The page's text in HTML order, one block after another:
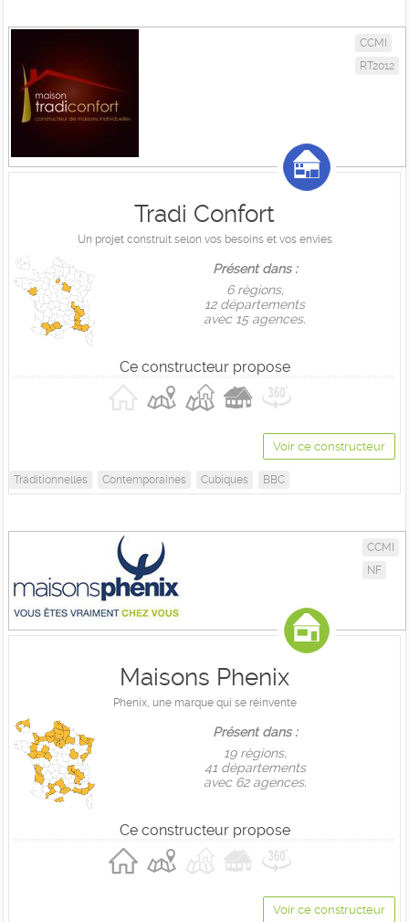
CCMI
RT2012
Tradi Confort
Un projet construit selon vos besoins et vos envies
Présent dans :
6 règions,
12 départements
avec 15 agences.
Ce constructeur propose
Voir ce constructeur
Traditionnelles Contemporaines Cubiques BBC
CCMI
NF
Maisons Phenix
Phenix, une marque qui se réinvente
Présent dans :
19 règions,
41 départements
avec 62 agences.
Ce constructeur propose
Voir ce constructeur